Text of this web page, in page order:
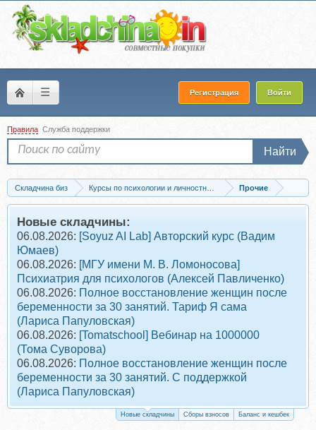
☰ Регистрация Войти
Правила Служба поддержки
Найти
Складчина биз Курсы по психологии и личностному развитию
Прочие
Скачать Фокусы языка (Алуника Добровольская)
Новые складчины:
06.08.2026: [Soyuz AI Lab] Авторский курс (Вадим
Юмаев)
06.08.2026: [МГУ имени М. В. Ломоносова]
Психиатрия для психологов (Алексей Павличенко)
06.08.2026: Полное восстановление женщин после
беременности за 30 занятий. Тариф Я сама
(Лариса Папуловская)
06.08.2026: [Tomatschool] Вебинар на 1000000
(Тома Суворова)
06.08.2026: Полное восстановление женщин после
беременности за 30 занятий. С поддержкой
(Лариса Папуловская)
Новые складчины Сборы взносов Баланс и кешбек